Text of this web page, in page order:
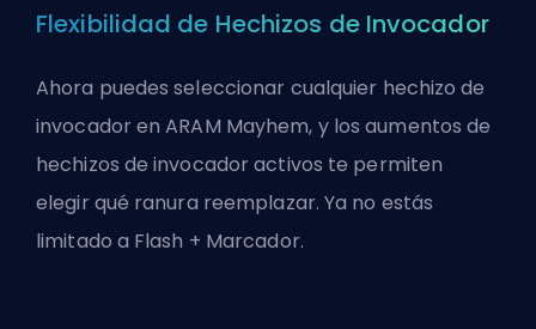
Flexibilidad de Hechizos de Invocador
Ahora puedes seleccionar cualquier hechizo de
invocador en ARAM Mayhem, y los aumentos de
hechizos de invocador activos te permiten
elegir qué ranura reemplazar. Ya no estás
limitado a Flash + Marcador.